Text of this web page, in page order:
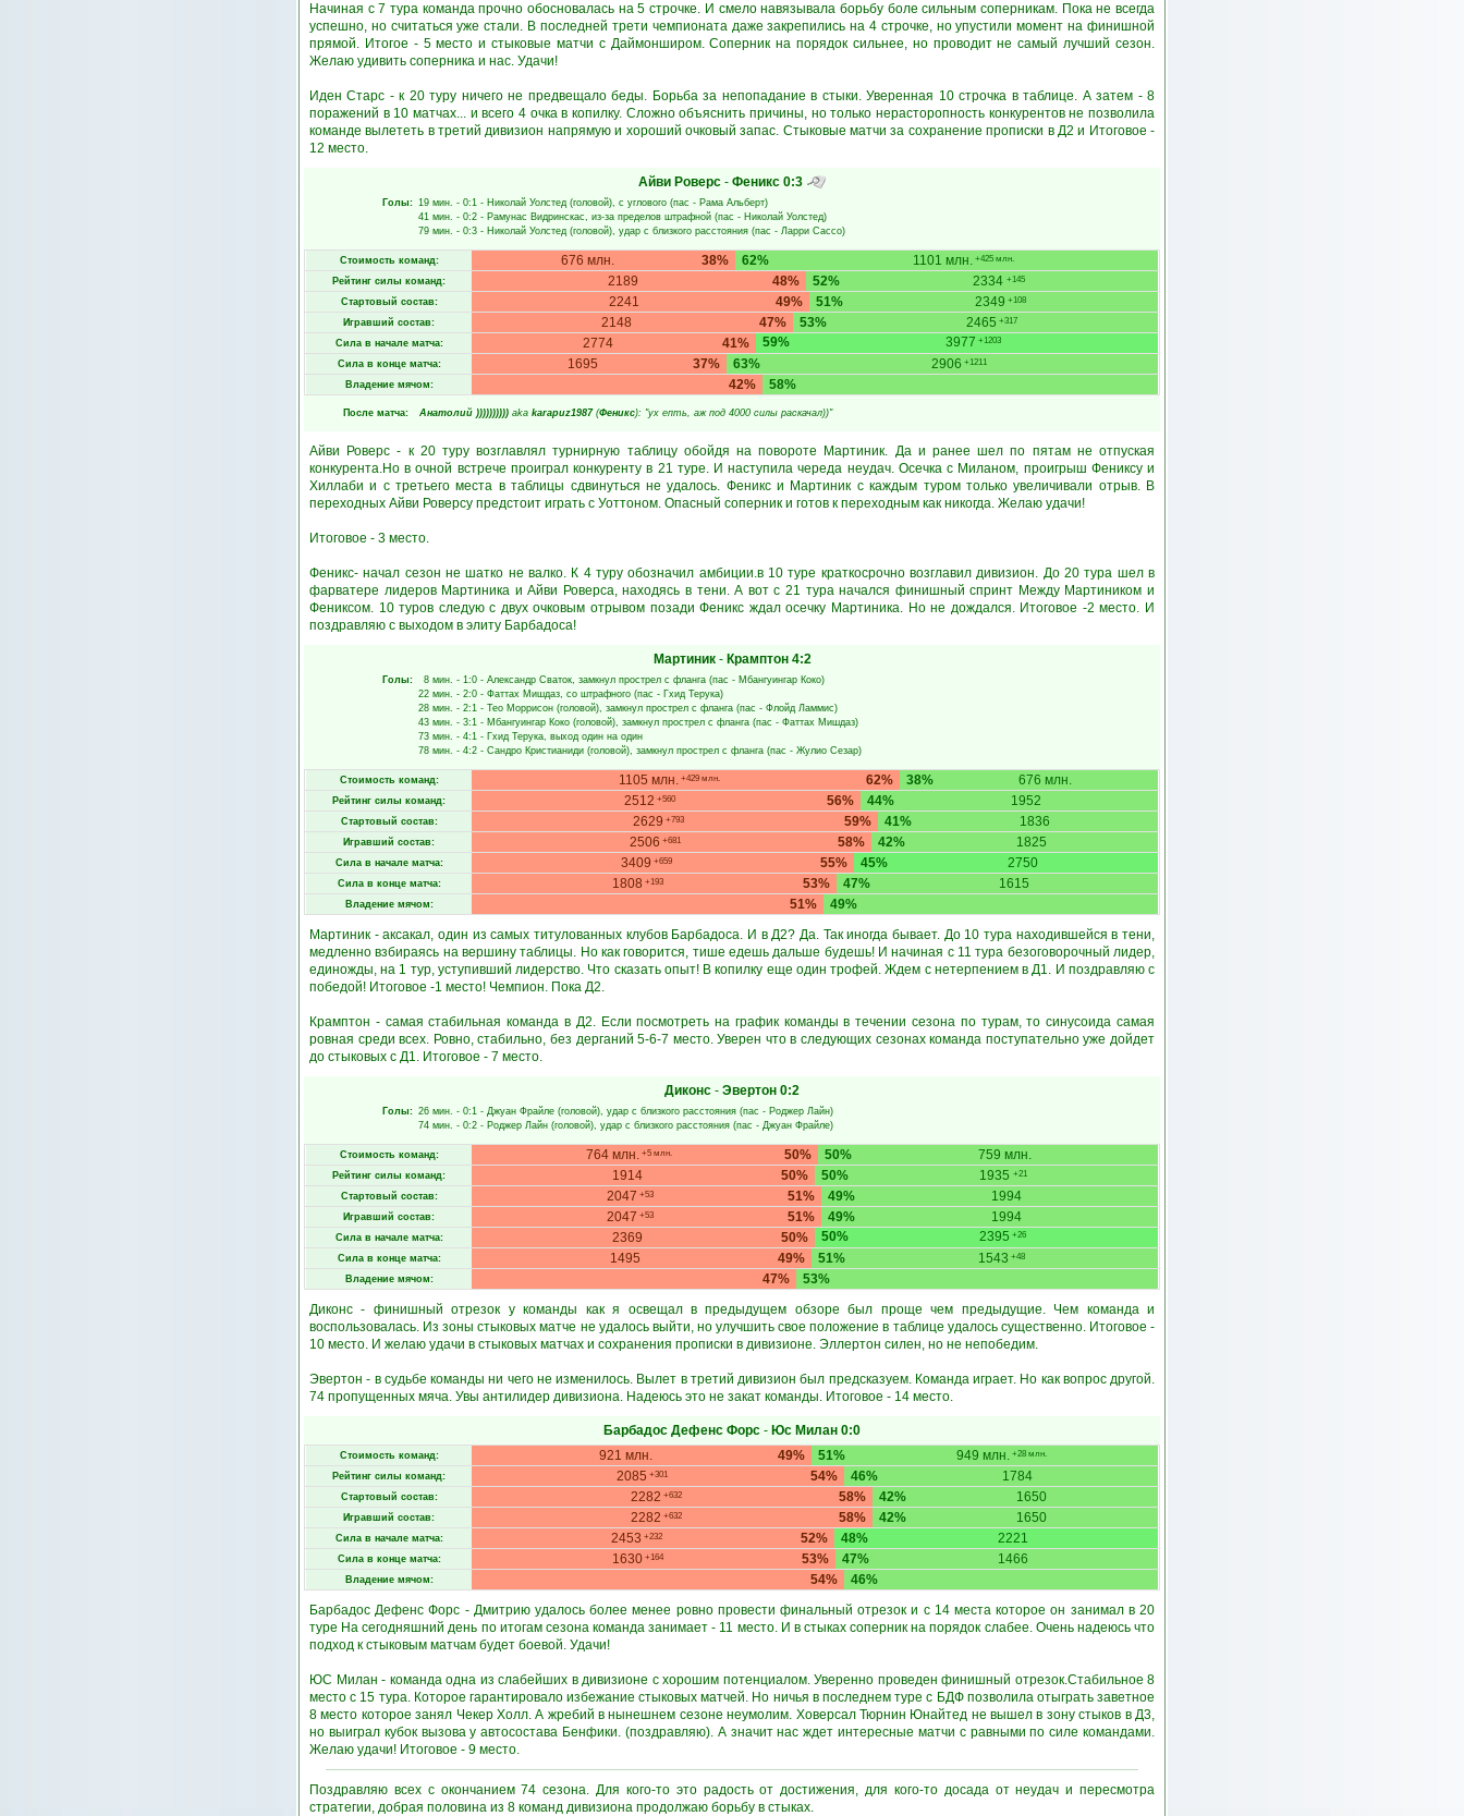
Начиная с 7 тура команда прочно обосновалась на 5 строчке. И смело навязывала борьбу боле сильным соперникам. Пока не всегда
успешно, но считаться уже стали. В последней трети чемпионата даже закрепились на 4 строчке, но упустили момент на финишной
прямой. Итогое - 5 место и стыковые матчи с Даймонширом. Соперник на порядок сильнее, но проводит не самый лучший сезон.
Желаю удивить соперника и нас. Удачи!
Иден Старс - к 20 туру ничего не предвещало беды. Борьба за непопадание в стыки. Уверенная 10 строчка в таблице. А затем - 8
поражений в 10 матчах... и всего 4 очка в копилку. Сложно объяснить причины, но только нерасторопность конкурентов не позволила
команде вылететь в третий дивизион напрямую и хороший очковый запас. Стыковые матчи за сохранение прописки в Д2 и Итоговое -
12 место.
Айви Роверс - Феникс 0:3
Голы: 19 мин. - 0:1 - Николай Уолстед (головой), с углового (пас - Рама Альберт)
41 мин. - 0:2 - Рамунас Видринскас, из-за пределов штрафной (пас - Николай Уолстед)
79 мин. - 0:3 - Николай Уолстед (головой), удар с близкого расстояния (пас - Ларри Сассо)
Стоимость команд: 38%
676 млн. 62% 1101 млн. +425 млн.
Рейтинг силы команд: 48%
2189 52% 2334 +145
Стартовый состав: 49%
2241 51% 2349 +108
Игравший состав: 47%
2148 53% 2465 +317
Сила в начале матча: 41%
2774 59% 3977 +1203
Сила в конце матча: 37%
1695 63% 2906 +1211
Владение мячом: 42% 58%
После матча: Анатолий )))))))))) aka karapuz1987 (Феникс): "ух епть, аж под 4000 силы раскачал))"
Айви Роверс - к 20 туру возглавлял турнирную таблицу обойдя на повороте Мартиник. Да и ранее шел по пятам не отпуская
конкурента.Но в очной встрече проиграл конкуренту в 21 туре. И наступила череда неудач. Осечка с Миланом, проигрыш Фениксу и
Хиллаби и с третьего места в таблицы сдвинуться не удалось. Феникс и Мартиник с каждым туром только увеличивали отрыв. В
переходных Айви Роверсу предстоит играть с Уоттоном. Опасный соперник и готов к переходным как никогда. Желаю удачи!
Итоговое - 3 место.
Феникс- начал сезон не шатко не валко. К 4 туру обозначил амбиции.в 10 туре краткосрочно возглавил дивизион. До 20 тура шел в
фарватере лидеров Мартиника и Айви Роверса, находясь в тени. А вот с 21 тура начался финишный спринт Между Мартиником и
Фениксом. 10 туров следую с двух очковым отрывом позади Феникс ждал осечку Мартиника. Но не дождался. Итоговое -2 место. И
поздравляю с выходом в элиту Барбадоса!
Мартиник- Крамптон 4:2
Голы: 8 мин. - 1:0 - Александр Сваток, замкнул прострел с фланга (пас - Мбангуингар Коко)
22 мин. - 2:0 - Фаттах Мишдаз, со штрафного (пас - Гхид Терука)
28 мин. - 2:1 - Тео Моррисон (головой), замкнул прострел с фланга (пас - Флойд Ламмис)
43 мин. - 3:1 - Мбангуингар Коко (головой), замкнул прострел с фланга (пас - Фаттах Мишдаз)
73 мин. - 4:1 - Гхид Терука, выход один на один
78 мин. - 4:2 - Сандро Кристианиди (головой), замкнул прострел с фланга (пас - Жулио Сезар)
Стоимость команд: 62%
1105 млн. +429 млн. 38% 676 млн.
Рейтинг силы команд: 56%
2512 +560 44% 1952
Стартовый состав: 59%
2629 +793 41% 1836
Игравший состав: 58%
2506 +681 42% 1825
Сила в начале матча: 55%
3409 +659 45% 2750
Сила в конце матча: 53%
1808 +193 47% 1615
Владение мячом: 51%
49%
Мартиник - аксакал, один из самых титулованных клубов Барбадоса. И в Д2? Да. Так иногда бывает. До 10 тура находившейся в тени,
медленно взбираясь на вершину таблицы. Но как говорится, тише едешь дальше будешь! И начиная с 11 тура безоговорочный лидер,
единожды, на 1 тур, уступивший лидерство. Что сказать опыт! В копилку еще один трофей. Ждем с нетерпением в Д1. И поздравляю с
победой! Итоговое -1 место! Чемпион. Пока Д2.
Крамптон - самая стабильная команда в Д2. Если посмотреть на график команды в течении сезона по турам, то синусоида самая
ровная среди всех. Ровно, стабильно, без дерганий 5-6-7 место. Уверен что в следующих сезонах команда поступательно уже дойдет
до стыковых с Д1. Итоговое - 7 место.
Диконс - Эвертон 0:2
Голы: 26 мин. - 0:1 - Джуан Фрайле (головой), удар с близкого расстояния (пас - Роджер Лайн)
74 мин. - 0:2 - Роджер Лайн (головой), удар с близкого расстояния (пас - Джуан Фрайле)
Стоимость команд: 50%
764 млн. +5 млн. 50% 759 млн.
Рейтинг силы команд: 50%
1914 50% 1935 +21
Стартовый состав: 51%
2047 +53 49% 1994
Игравший состав: 51%
2047 +53 49% 1994
Сила в начале матча: 50%
2369 50% 2395 +26
Сила в конце матча: 49%
1495 51% 1543 +48
Владение мячом: 47%
53%
Диконс - финишный отрезок у команды как я освещал в предыдущем обзоре был проще чем предыдущие. Чем команда и
воспользовалась. Из зоны стыковых матче не удалось выйти, но улучшить свое положение в таблице удалось существенно. Итоговое -
10 место. И желаю удачи в стыковых матчах и сохранения прописки в дивизионе. Эллертон силен, но не непобедим.
Эвертон - в судьбе команды ни чего не изменилось. Вылет в третий дивизион был предсказуем. Команда играет. Но как вопрос другой.
74 пропущенных мяча. Увы антилидер дивизиона. Надеюсь это не закат команды. Итоговое - 14 место.
Барбадос Дефенс Форс - Юс Милан 0:0
Стоимость команд: 49%
921 млн. 51% 949 млн. +28 млн.
Рейтинг силы команд: 54%
2085 +301 46% 1784
Стартовый состав: 58%
2282 +632 42% 1650
Игравший состав: 58%
2282 +632 42% 1650
Сила в начале матча: 52%
2453 +232 48% 2221
Сила в конце матча: 53%
1630+164 47% 1466
Владение мячом: 54%
46%
Барбадос Дефенс Форс - Дмитрию удалось более менее ровно провести финальный отрезок и с 14 места которое он занимал в 20
туре На сегодняшний день по итогам сезона команда занимает - 11 место. И в стыках соперник на порядок слабее. Очень надеюсь что
подход к стыковым матчам будет боевой. Удачи!
ЮС Милан - команда одна из слабейших в дивизионе с хорошим потенциалом. Уверенно проведен финишный отрезок.Стабильное 8
место с 15 тура. Которое гарантировало избежание стыковых матчей. Но ничья в последнем туре с БДФ позволила отыграть заветное
8 место которое занял Чекер Холл. А жребий в нынешнем сезоне неумолим. Ховерсал Тюрнин Юнайтед не вышел в зону стыков в Д3,
но выиграл кубок вызова у автосостава Бенфики. (поздравляю). А значит нас ждет интересные матчи с равными по силе командами.
Желаю удачи! Итоговое - 9 место.
Поздравляю всех с окончанием 74 сезона. Для кого-то это радость от достижения, для кого-то досада от неудач и пересмотра
стратегии, добрая половина из 8 команд дивизиона продолжаю борьбу в стыках.